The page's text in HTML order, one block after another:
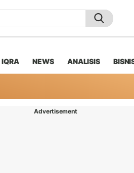
IQRA NEWS ANALISIS
Advertisement